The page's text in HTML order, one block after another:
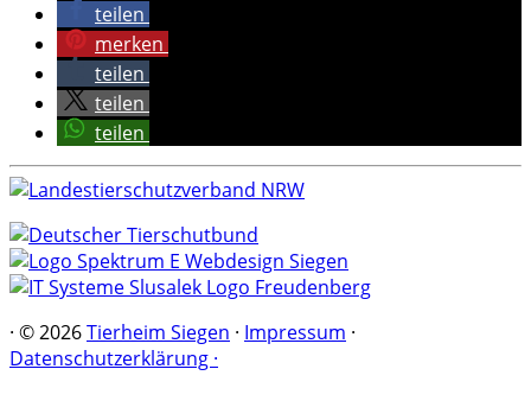
teilen
merken
teilen
teilen
teilen
· © 2026Tierheim Siegen · Impressum ·
Datenschutzerklärung ·